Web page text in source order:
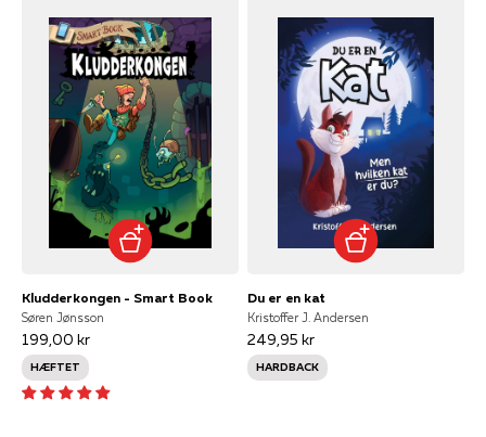
Kludderkongen - Smart Book
Søren Jønsson
199,00 kr
HÆFTET
Du er en kat
Kristoffer J. Andersen
249,95 kr
HARDBACK